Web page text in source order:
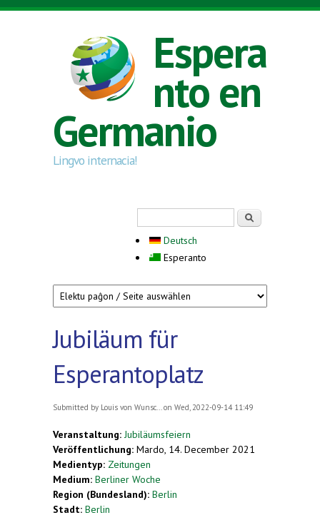
Skip to main content
Espera
nto en
Germanio
Lingvo internacia!
Deutsch
Esperanto
Jubiläum für
Esperantoplatz
Submitted by Louis von Wunsc... on Wed, 2022-09-14 11:49
Veranstaltung: Jubiläumsfeiern
Veröffentlichung: Mardo, 14. December 2021
Medientyp: Zeitungen
Medium: Berliner Woche
Region (Bundesland): Berlin
Stadt: Berlin